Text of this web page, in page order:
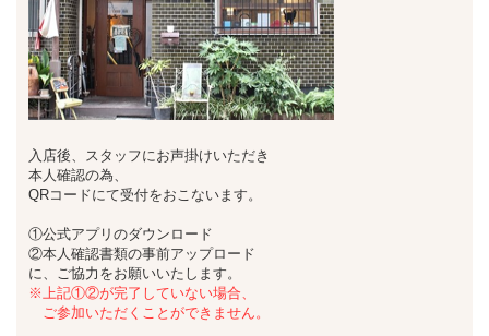
入店後、スタッフにお声掛けいただき
本人確認の為、
QRコードにて受付をおこないます。
①公式アプリのダウンロード
②本人確認書類の事前アップロード
に、ご協力をお願いいたします。
※上記①②が完了していない場合、
ご参加いただくことができません。